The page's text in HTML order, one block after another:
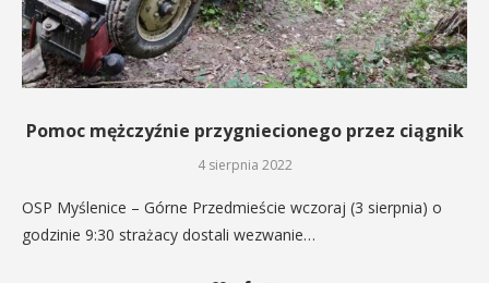
Pomoc mężczyźnie przygniecionego przez ciągnik
4 sierpnia 2022
OSP Myślenice – Górne Przedmieście wczoraj (3 sierpnia) o
godzinie 9:30 strażacy dostali wezwanie…